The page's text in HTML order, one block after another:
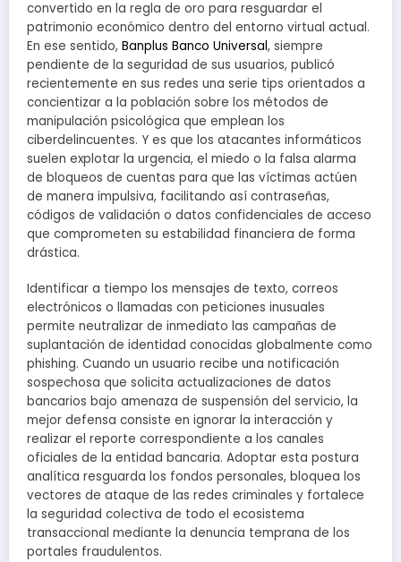
convertido en la regla de oro para resguardar el
patrimonio económico dentro del entorno virtual actual.
En ese sentido, Banplus Banco Universal, siempre
pendiente de la seguridad de sus usuarios, publicó
recientemente en sus redes una serie tips orientados a
concientizar a la población sobre los métodos de
manipulación psicológica que emplean los
ciberdelincuentes. Y es que los atacantes informáticos
suelen explotar la urgencia, el miedo o la falsa alarma
de bloqueos de cuentas para que las víctimas actúen
de manera impulsiva, facilitando así contraseñas,
códigos de validación o datos confidenciales de acceso
que comprometen su estabilidad financiera de forma
drástica.
Identificar a tiempo los mensajes de texto, correos
electrónicos o llamadas con peticiones inusuales
permite neutralizar de inmediato las campañas de
suplantación de identidad conocidas globalmente como
phishing. Cuando un usuario recibe una notificación
sospechosa que solicita actualizaciones de datos
bancarios bajo amenaza de suspensión del servicio, la
mejor defensa consiste en ignorar la interacción y
realizar el reporte correspondiente a los canales
oficiales de la entidad bancaria. Adoptar esta postura
analítica resguarda los fondos personales, bloquea los
vectores de ataque de las redes criminales y fortalece
la seguridad colectiva de todo el ecosistema
transaccional mediante la denuncia temprana de los
portales fraudulentos.